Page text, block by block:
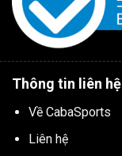
Thông tin liên hệ
Về CabaSports
Liên hệ